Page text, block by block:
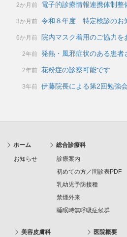
2か月前 電子的診療情報連携体制整
3か月前 令和８年度 特定検診のお
6か月前 院内マスク着用のご協力を
2年前 発熱・風邪症状のある患者
2年前 花粉症の診察可能です
3年前 伊藤院長による第2回勉強
ホーム
お知らせ
総合診療科
診療案内
初めての方／問診表PDF
乳幼児予防接種
禁煙外来
睡眠時無呼吸症候群
美容皮膚科
医院概要